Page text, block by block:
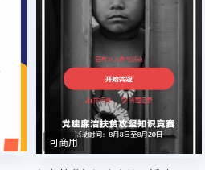
可商用